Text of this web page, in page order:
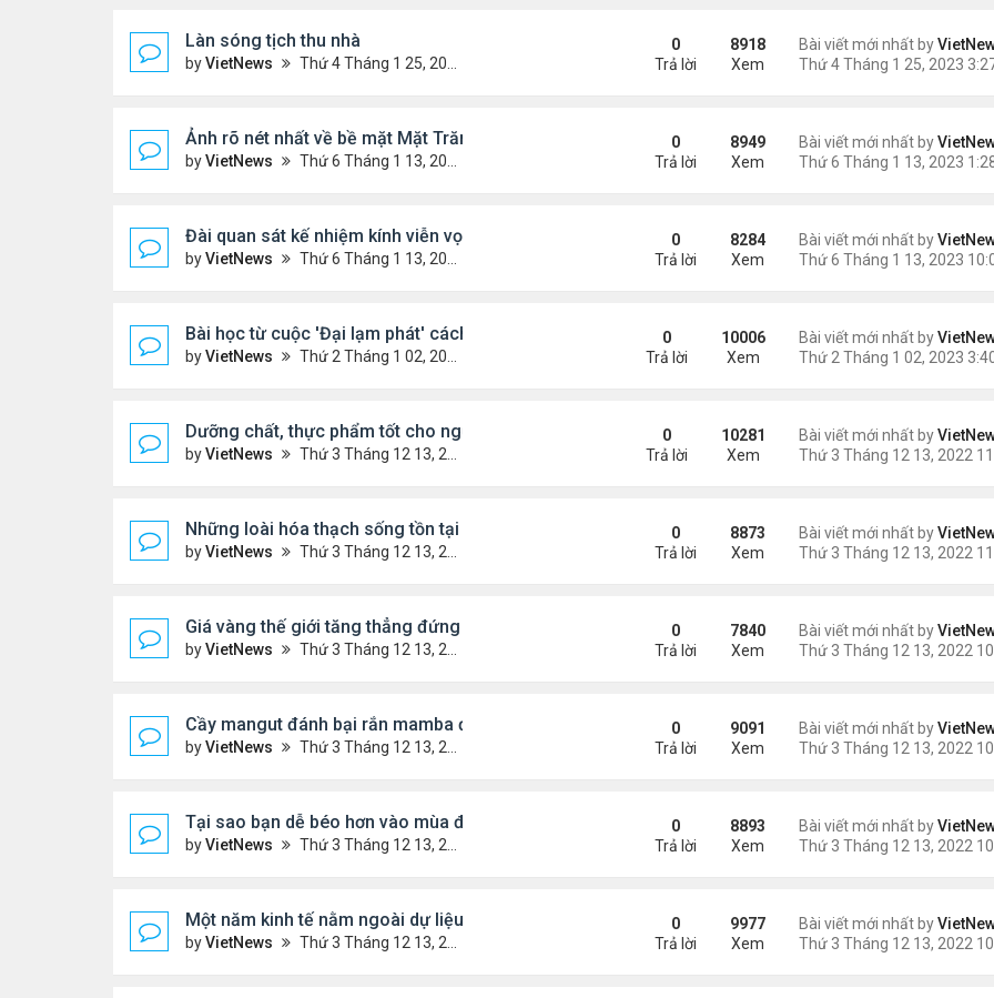
Làn sóng tịch thu nhà
byVietNews Thứ 4 Tháng 1 25, 2023 3:27 pm
Bài viết mới nhất by
0
Trả lời
8918
Xem
Ảnh rõ nét nhất về bề mặt Mặt Trăng chụp từ Trái Đất
byVietNews Thứ 6 Tháng 1 13, 2023 1:28 pm
Bài viết mới nhất by
0
Trả lời
8949
Xem
Đài quan sát kế nhiệm kính viễn vọng James Webb
byVietNews Thứ 6 Tháng 1 13, 2023 10:09 am
Bài viết mới nhất by
0
Trả lời
8284
Xem
Bài học từ cuộc 'Đại lạm phát' cách đây 500 năm
byVietNews Thứ 2 Tháng 1 02, 2023 3:40 pm
Bài viết mới nhất by
0
Trả lời
10006
Xem
Dưỡng chất, thực phẩm tốt cho người cao huyết áp
byVietNews Thứ 3 Tháng 12 13, 2022 11:14 am
Bài viết mới nhất by
0
Trả lời
10281
Xem
Những loài hóa thạch sống tồn tại lâu nhất trên Trái Đất
byVietNews Thứ 3 Tháng 12 13, 2022 11:11 am
Bài viết mới nhất by
0
Trả lời
8873
Xem
Giá vàng thế giới tăng thẳng đứng
byVietNews Thứ 3 Tháng 12 13, 2022 10:54 am
Bài viết mới nhất by
0
Trả lời
7840
Xem
Cầy mangut đánh bại rắn mamba đen
byVietNews Thứ 3 Tháng 12 13, 2022 10:50 am
Bài viết mới nhất by
0
Trả lời
9091
Xem
Tại sao bạn dễ béo hơn vào mùa đông?
byVietNews Thứ 3 Tháng 12 13, 2022 10:42 am
Bài viết mới nhất by
0
Trả lời
8893
Xem
Một năm kinh tế nằm ngoài dự liệu của Fed
byVietNews Thứ 3 Tháng 12 13, 2022 10:35 am
Bài viết mới nhất by
0
Trả lời
9977
Xem